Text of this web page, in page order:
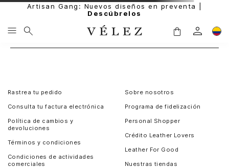
Artisan Gang: Nuevos diseños en preventa |
Descúbrelos
Rastrea tu pedido
Consulta tu factura electrónica
Política de cambios y
devoluciones
Términos y condiciones
Condiciones de actividades
comerciales
Sobre nosotros
Programa de fidelización
Personal Shopper
Crédito Leather Lovers
Leather For Good
Nuestras tiendas